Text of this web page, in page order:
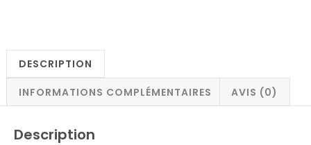
DESCRIPTION
INFORMATIONS COMPLÉMENTAIRES AVIS (0)
Description